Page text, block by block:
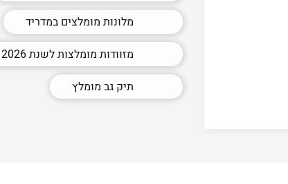
מלונות מומלצים במדריד
מזוודות מומלצות לשנת 2026
תיק גב מומלץ